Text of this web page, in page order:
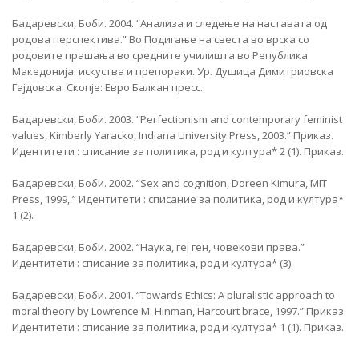
Бадаревски, Боби. 2004. “Анализа и следење на наставата од
родова перспектива.” Во Подигање на свеста во врска со
родовите прашања во средните училишта во Република
Македонија: искуства и препораки. Ур. Душица Димитриовска
Гајдовска. Скопје: Евро Балкан пресс.
Бадаревски, Боби. 2003. “Perfectionism and contemporary feminist
values, Kimberly Yaracko, Indiana University Press, 2003.” Приказ.
Идентитети : списание за политика, род и култура* 2 (1). Приказ.
Бадаревски, Боби. 2002. “Sex and cognition, Doreen Kimura, MIT
Press, 1999,.” Идентитети : списание за политика, род и култура*
1 (2).
Бадаревски, Боби. 2002. “Наука, геј ген, човекови права.”
Идентитети : списание за политика, род и култура* (3).
Бадаревски, Боби. 2001. “Towards Ethics: A pluralistic approach to
moral theory by Lowrence M. Hinman, Harcourt brace, 1997.” Приказ.
Идентитети : списание за политика, род и култура* 1 (1). Приказ.